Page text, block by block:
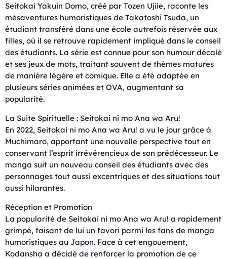
Seitokai Yakuin Domo, créé par Tozen Ujiie, raconte les
mésaventures humoristiques de Takatoshi Tsuda, un
étudiant transféré dans une école autrefois réservée aux
filles, où il se retrouve rapidement impliqué dans le conseil
des étudiants. La série est connue pour son humour décalé
et ses jeux de mots, traitant souvent de thèmes matures
de manière légère et comique. Elle a été adaptée en
plusieurs séries animées et OVA, augmentant sa
popularité.
La Suite Spirituelle : Seitokai ni mo Ana wa Aru!
En 2022, Seitokai ni mo Ana wa Aru! a vu le jour grâce à
Muchimaro, apportant une nouvelle perspective tout en
conservant l’esprit irrévérencieux de son prédécesseur. Le
manga suit un nouveau conseil des étudiants avec des
personnages tout aussi excentriques et des situations tout
aussi hilarantes.
Réception et Promotion
La popularité de Seitokai ni mo Ana wa Aru! a rapidement
grimpé, faisant de lui un favori parmi les fans de manga
humoristiques au Japon. Face à cet engouement,
Kodansha a décidé de renforcer la promotion de ce